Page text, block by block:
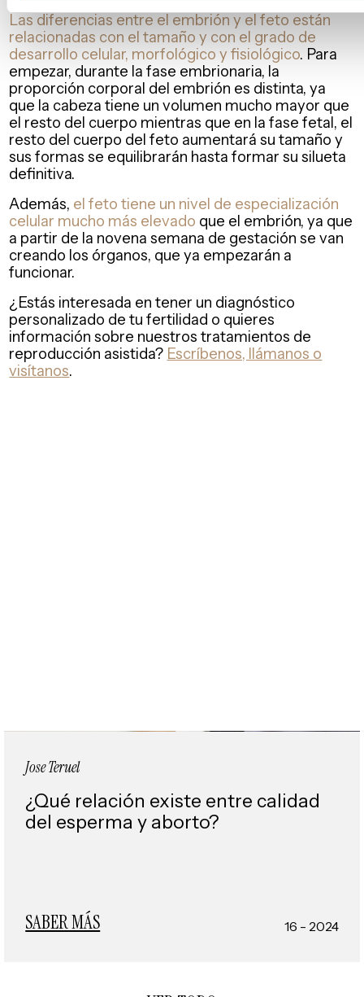
Las diferencias entre el embrión y el feto están
relacionadas con el tamaño y con el grado de
desarrollo celular, morfológico y fisiológico. Para
empezar, durante la fase embrionaria, la
proporción corporal del embrión es distinta, ya
que la cabeza tiene un volumen mucho mayor que
el resto del cuerpo mientras que en la fase fetal, el
resto del cuerpo del feto aumentará su tamaño y
sus formas se equilibrarán hasta formar su silueta
definitiva.
Además, el feto tiene un nivel de especialización
celular mucho más elevado que el embrión, ya que
a partir de la novena semana de gestación se van
creando los órganos, que ya empezarán a
funcionar.
¿Estás interesada en tener un diagnóstico
personalizado de tu fertilidad o quieres
información sobre nuestros tratamientos de
reproducción asistida? Escríbenos, llámanos o
visítanos.
Jose Teruel
¿Qué relación existe entre calidad
del esperma y aborto?
SABER MÁS 16 - 2024